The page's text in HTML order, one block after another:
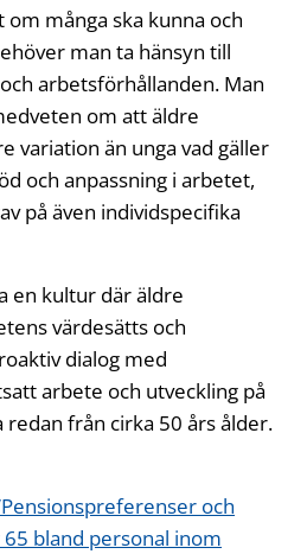
många ska kunna och
man ta hänsyn till
arbetsförhållanden. Man
om att äldre
variation än unga vad gäller
och anpassning i arbetet,
på även individspecifika
en kultur där äldre
värdesätts och
dialog med
arbete och utveckling på
från cirka 50 års ålder.
och
bland personal inom